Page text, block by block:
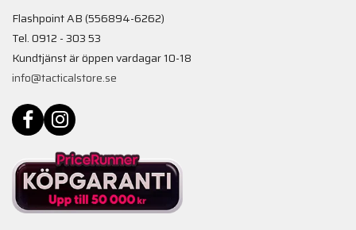
Flashpoint AB (556894-6262)
Tel. 0912 - 303 53
Kundtjänst är öppen vardagar 10-18
info@tacticalstore.se